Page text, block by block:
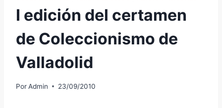
I edición del certamen
de Coleccionismo de
Valladolid
PorAdmin 23/09/2010